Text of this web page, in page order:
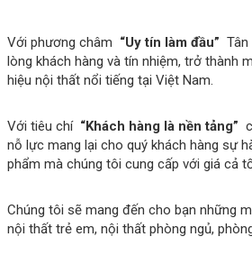
Với phương châm “Uy tín làm đầu”
lòng khách hàng và tín nhiệm, trở thành
hiệu nội thất nổi tiếng tại Việt Nam.
Với tiêu chí “Khách hàng là nền tảng”
nỗ lực mang lại cho quý khách hàng sự
phẩm mà chúng tôi cung cấp với giá cả
Chúng tôi sẽ mang đến cho bạn những
nội thất trẻ em, nội thất phòng ngủ,